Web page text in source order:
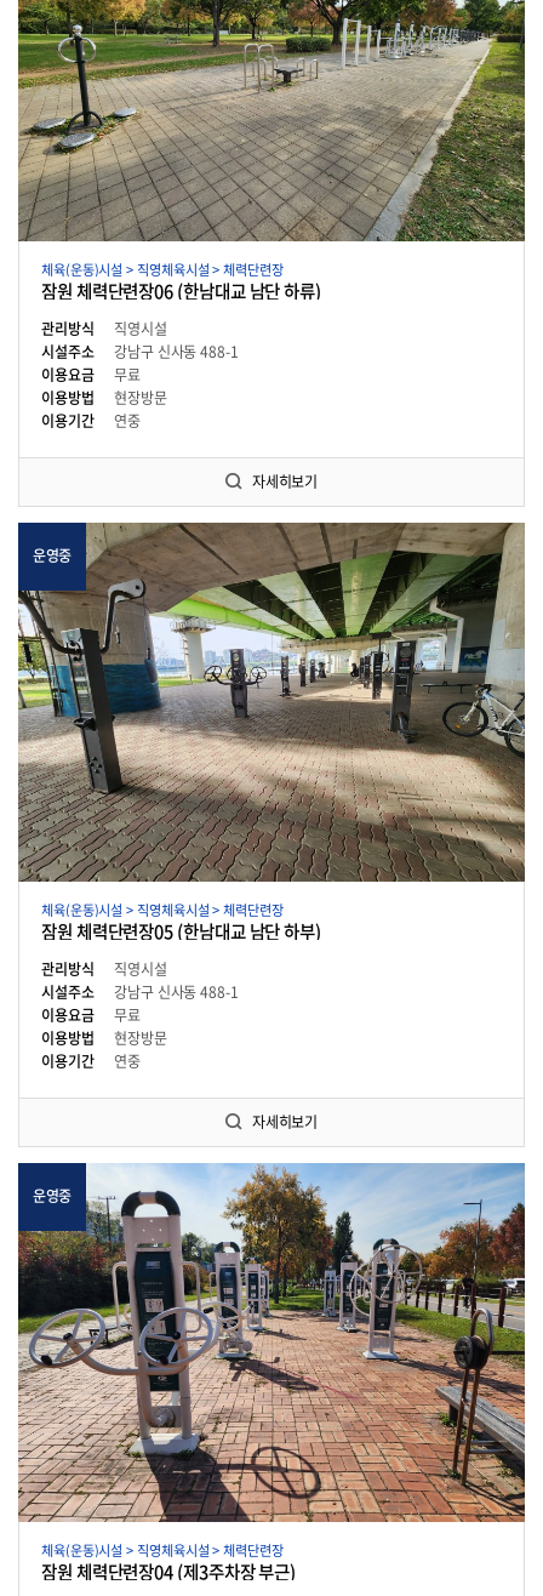
체육(운동)시설 > 직영체육시설 > 체력단련장
잠원 체력단련장06 (한남대교 남단 하류)
관리방식
직영시설
시설주소
강남구 신사동 488-1
이용요금
무료
이용방법
현장방문
이용기간
연중
자세히보기
운영중
체육(운동)시설 > 직영체육시설 > 체력단련장
잠원 체력단련장05 (한남대교 남단 하부)
관리방식
직영시설
시설주소
강남구 신사동 488-1
이용요금
무료
이용방법
현장방문
이용기간
연중
자세히보기
운영중
체육(운동)시설 > 직영체육시설 > 체력단련장
잠원 체력단련장04 (제3주차장 부근)